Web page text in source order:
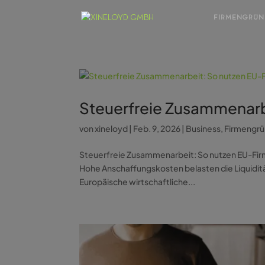
Steuerfreie
vonxineloyd| Feb. 9, 2026| Business,
Steuerfreie Zusammenarbeit: So nutzen EU-
Hohe Anschaffungskosten belasten die
Europäische wirtschaftliche...